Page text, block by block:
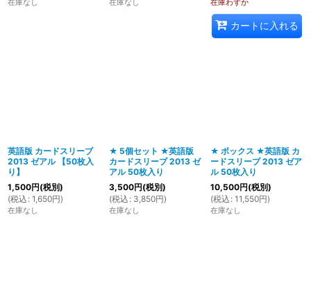
カートに入れる
英語版 カードスリーブ
2013 ゼアル 【50枚入
り】
1,500円(税別)
(税込 : 1,650円)
在庫なし
★ 5個セット ★英語版
カードスリーブ 2013 ゼ
アル 50枚入り
3,500円(税別)
(税込 : 3,850円)
在庫なし
★ ボックス ★英語版 カ
ードスリーブ 2013 ゼア
ル 50枚入り
10,500円(税別)
(税込 : 11,550円)
在庫なし